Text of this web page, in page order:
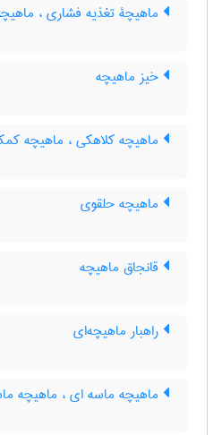
ماهیچۀ تغذیه فشاری ،
خیز ماهیچه
ماهیچه کلاهکی ، ماهیچه
ماهیچه حلقوی
قانجاق ماهیچه
راهبار ماهیچه‌ای
ماهیچه ماسه ای ، ماهیچه